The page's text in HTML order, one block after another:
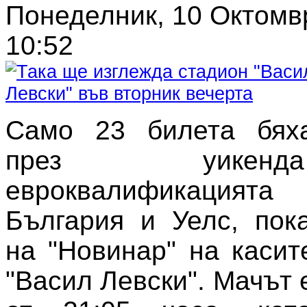
Понеделник, 10
10:52
Само 23 билета
през
България и Уелс,
на "Новинар" на
"Васил Левски". Мачът